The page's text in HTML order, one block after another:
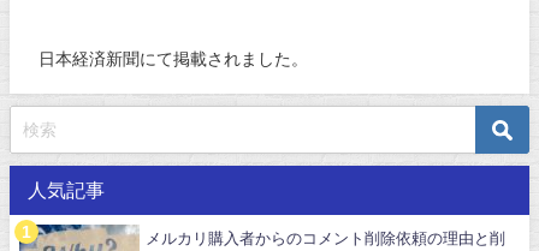
日本経済新聞にて掲載されました。
人気記事
メルカリ購入者からのコメント削除依頼の理由と削